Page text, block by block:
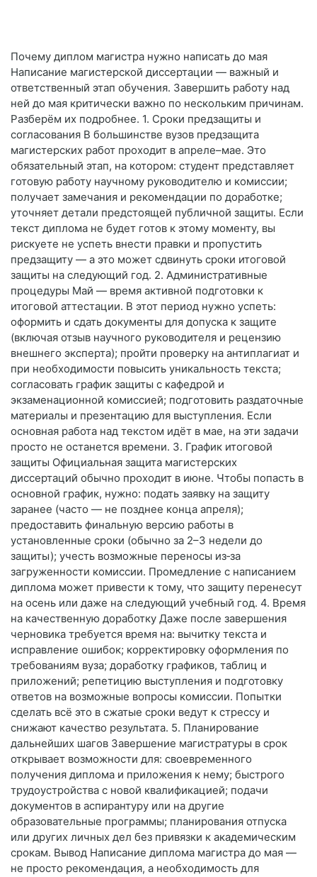
Почему диплом магистра нужно написать до мая
Написание магистерской диссертации — важный и
ответственный этап обучения. Завершить работу над
ней до мая критически важно по нескольким причинам.
Разберём их подробнее. 1. Сроки предзащиты и
согласования В большинстве вузов предзащита
магистерских работ проходит в апреле–мае. Это
обязательный этап, на котором: студент представляет
готовую работу научному руководителю и комиссии;
получает замечания и рекомендации по доработке;
уточняет детали предстоящей публичной защиты. Если
текст диплома не будет готов к этому моменту, вы
рискуете не успеть внести правки и пропустить
предзащиту — а это может сдвинуть сроки итоговой
защиты на следующий год. 2. Административные
процедуры Май — время активной подготовки к
итоговой аттестации. В этот период нужно успеть:
оформить и сдать документы для допуска к защите
(включая отзыв научного руководителя и рецензию
внешнего эксперта); пройти проверку на антиплагиат и
при необходимости повысить уникальность текста;
согласовать график защиты с кафедрой и
экзаменационной комиссией; подготовить раздаточные
материалы и презентацию для выступления. Если
основная работа над текстом идёт в мае, на эти задачи
просто не останется времени. 3. График итоговой
защиты Официальная защита магистерских
диссертаций обычно проходит в июне. Чтобы попасть в
основной график, нужно: подать заявку на защиту
заранее (часто — не позднее конца апреля);
предоставить финальную версию работы в
установленные сроки (обычно за 2–3 недели до
защиты); учесть возможные переносы из‑за
загруженности комиссии. Промедление с написанием
диплома может привести к тому, что защиту перенесут
на осень или даже на следующий учебный год. 4. Время
на качественную доработку Даже после завершения
черновика требуется время на: вычитку текста и
исправление ошибок; корректировку оформления по
требованиям вуза; доработку графиков, таблиц и
приложений; репетицию выступления и подготовку
ответов на возможные вопросы комиссии. Попытки
сделать всё это в сжатые сроки ведут к стрессу и
снижают качество результата. 5. Планирование
дальнейших шагов Завершение магистратуры в срок
открывает возможности для: своевременного
получения диплома и приложения к нему; быстрого
трудоустройства с новой квалификацией; подачи
документов в аспирантуру или на другие
образовательные программы; планирования отпуска
или других личных дел без привязки к академическим
срокам. Вывод Написание диплома магистра до мая —
не просто рекомендация, а необходимость для